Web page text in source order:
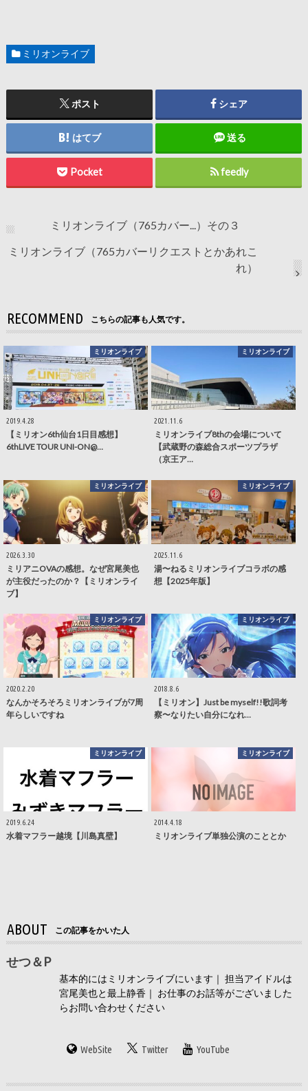
ミリオンライブ
ポスト シェア
はてブ 送る
Pocket feedly
ミリオンライブ（765カバー...）その３
ミリオンライブ（765カバーリクエストとかあれこ
れ）
RECOMMEND こちらの記事も人気です。
ミリオンライブ
2019.4.28
【ミリオン6th仙台1日目感想】
6thLIVE TOUR UNI-ON@…
ミリオンライブ
2021.11.6
ミリオンライブ8thの会場について
【武蔵野の森総合スポーツプラザ
（京王ア…
ミリオンライブ
2026.3.30
ミリアニOVAの感想。なぜ宮尾美也
が主役だったのか？【ミリオンライ
ブ】
ミリオンライブ
2025.11.6
湯〜ねるミリオンライブコラボの感
想【2025年版】
ミリオンライブ
2020.2.20
なんかそろそろミリオンライブが7周
年らしいですね
ミリオンライブ
2018.8.6
【ミリオン】Just be myself!!歌詞考
察〜なりたい自分になれ…
ミリオンライブ
2019.6.24
水着マフラー越境【川島真壁】
ミリオンライブ
2014.4.18
ミリオンライブ単独公演のこととか
ABOUT この記事をかいた人
せつ＆P
基本的にはミリオンライブにいます｜ 担当アイドルは
宮尾美也と最上静香｜ お仕事のお話等がございました
らお問い合わせください
WebSite Twitter YouTube